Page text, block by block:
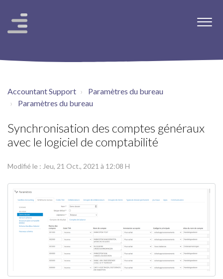
Accountant Support
Paramètres du bureau
Paramètres du bureau
Synchronisation des comptes généraux
avec le logiciel de comptabilité
Modifié le : Jeu, 21 Oct., 2021 à 12:08 H